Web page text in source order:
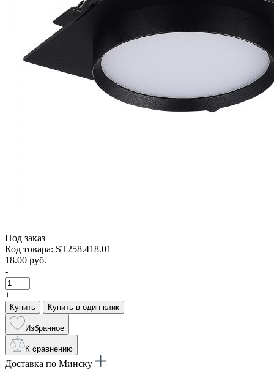
Под заказ
Код товара: ST258.418.01
18.00 руб.
-
+
Купить Купить в один клик
Избранное
К сравнению
Доставка по Минску